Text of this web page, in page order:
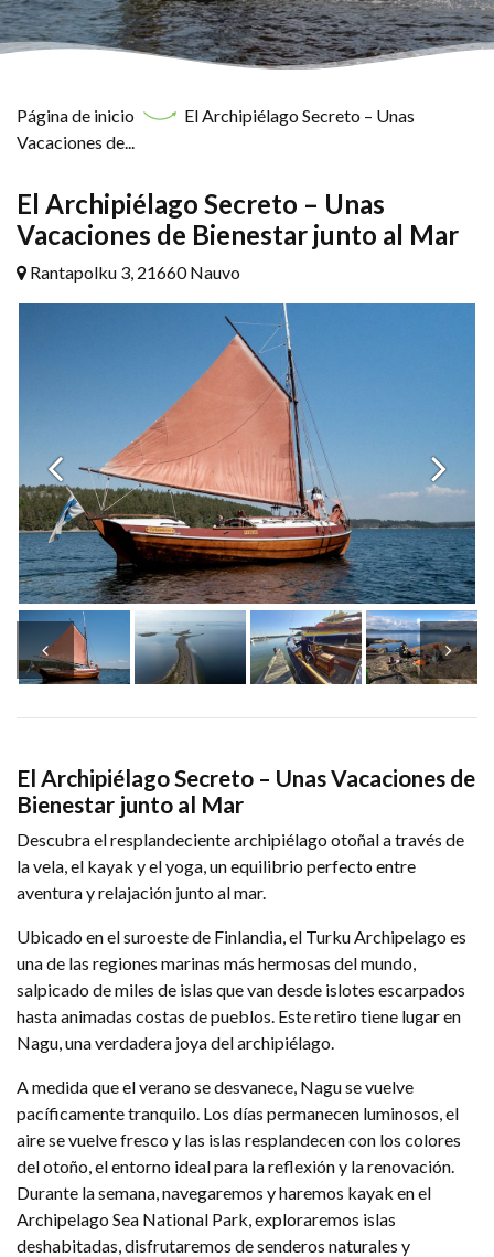
Página de inicio
El Archipiélago Secreto – Unas
Vacaciones de...
El Archipiélago Secreto – Unas
Vacaciones de Bienestar junto al Mar
Rantapolku 3, 21660 Nauvo
El Archipiélago Secreto – Unas Vacaciones de
Bienestar junto al Mar
Descubra el resplandeciente archipiélago otoñal a través de
la vela, el kayak y el yoga, un equilibrio perfecto entre
aventura y relajación junto al mar.
Ubicado en el suroeste de Finlandia, el Turku Archipelago es
una de las regiones marinas más hermosas del mundo,
salpicado de miles de islas que van desde islotes escarpados
hasta animadas costas de pueblos. Este retiro tiene lugar en
Nagu, una verdadera joya del archipiélago.
A medida que el verano se desvanece, Nagu se vuelve
pacíficamente tranquilo. Los días permanecen luminosos, el
aire se vuelve fresco y las islas resplandecen con los colores
del otoño, el entorno ideal para la reflexión y la renovación.
Durante la semana, navegaremos y haremos kayak en el
Archipelago Sea National Park, exploraremos islas
deshabitadas, disfrutaremos de senderos naturales y